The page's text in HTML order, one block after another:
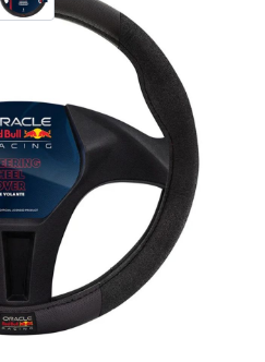
11,
RISPARMIA IL 2% 11,
RISPARMIA IL 5% pz11,
RISPARMIA IL 10%